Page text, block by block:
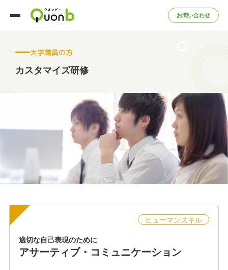
お問い合わせ
大学職員の方
カスタマイズ研修
ヒューマンスキル
適切な自己表現のために
アサーティブ・コミュニケーション